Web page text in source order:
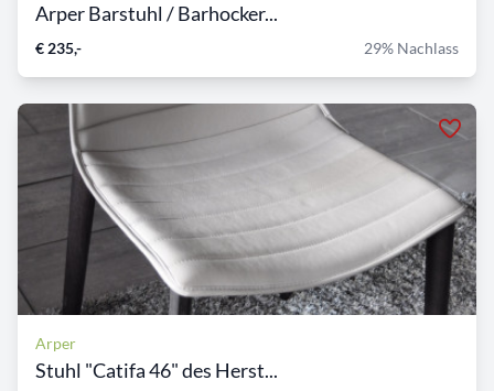
Arper Barstuhl / Barhocker...
€ 235,- 29% Nachlass
Arper
Stuhl "Catifa 46" des Herst...